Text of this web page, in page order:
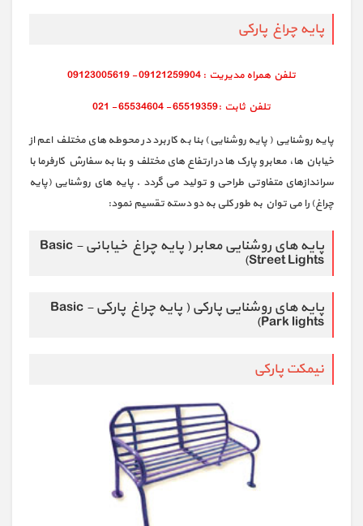
پایه چراغ پارکی
پایه روشنایی ( پایه روشنایی) بنا به کاربرد در محوطه های مختلف اعم از
خیابان ها، معابر و پارک ها در ارتفاع های مختلف و بنا به سفارش کارفرما با
سراندازهای متفاوتی طراحی و تولید می گردد . پایه های روشنایی (پایه
چراغ) را می توان به طور کلی به دو دسته تقسیم نمود:
پایه های روشنایی معابر ( پایه چراغ خیابانی - Basic
Street Lights)
پایه های روشنایی پارکی ( پایه چراغ پارکی - Basic
Park lights)
نيمكت پارکی